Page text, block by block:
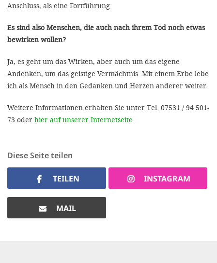
Anschluss, als eine Fortführung.
Es sind also Menschen, die auch nach ihrem Tod noch etwas
bewirken wollen?
Ja, es geht um das Wirken, aber auch um das eigene
Andenken, um das geistige Vermächtnis. Mit einem Erbe lebe
ich als Mensch in den Gedanken und Herzen anderer weiter.
Weitere Informationen erhalten Sie unter Tel. 07531 / 94 501-
73 oder hier auf unserer Internetseite.
Diese Seite teilen
TEILEN INSTAGRAM
MAIL